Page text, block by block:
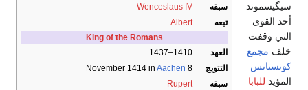
سبقه
Wenceslaus IV
تبعه
Albert
King of the Romans
العهد
1410–1437
التتويج
8 November 1414 in
Aachen
سبقه
Rupert
سيگيسموند
أحد القوى
التي وقفت
خلف مجمع
كونستانس
المؤيد للبابا